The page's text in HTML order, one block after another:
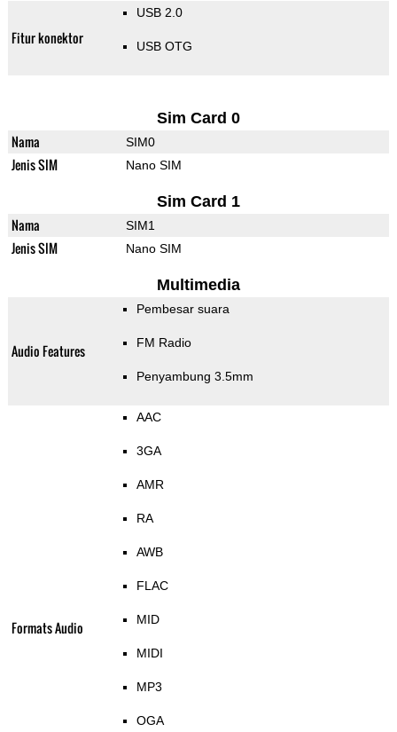
Fitur konektor
USB 2.0
USB OTG
Sim Card 0
Nama SIM0
Jenis SIM Nano SIM
Sim Card 1
Nama SIM1
Jenis SIM Nano SIM
Multimedia
Audio Features
Pembesar suara
FM Radio
Penyambung 3.5mm
Formats Audio
AAC
3GA
AMR
RA
AWB
FLAC
MID
MIDI
MP3
OGA